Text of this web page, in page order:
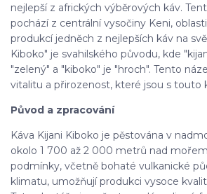
nejlepší z afrických výběrových káv.
pochází z centrální vysočiny Keni,
produkcí jedněch z nejlepších káv na
Kiboko" je svahilského původu, kde
"zelený" a "kiboko" je "hroch". Tento
vitalitu a přirozenost, které jsou s touto
Původ a zpracování
Káva Kijani Kiboko je pěstována v
okolo 1 700 až 2 000 metrů nad
podmínky, včetně bohaté vulkanické
klimatu, umožňují produkci vysoce